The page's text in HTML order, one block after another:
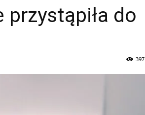
przystąpiła do
397